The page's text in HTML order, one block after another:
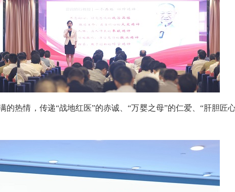
情，传递“战地红医”的赤诚、“万婴之母”的仁爱、“肝胆匠